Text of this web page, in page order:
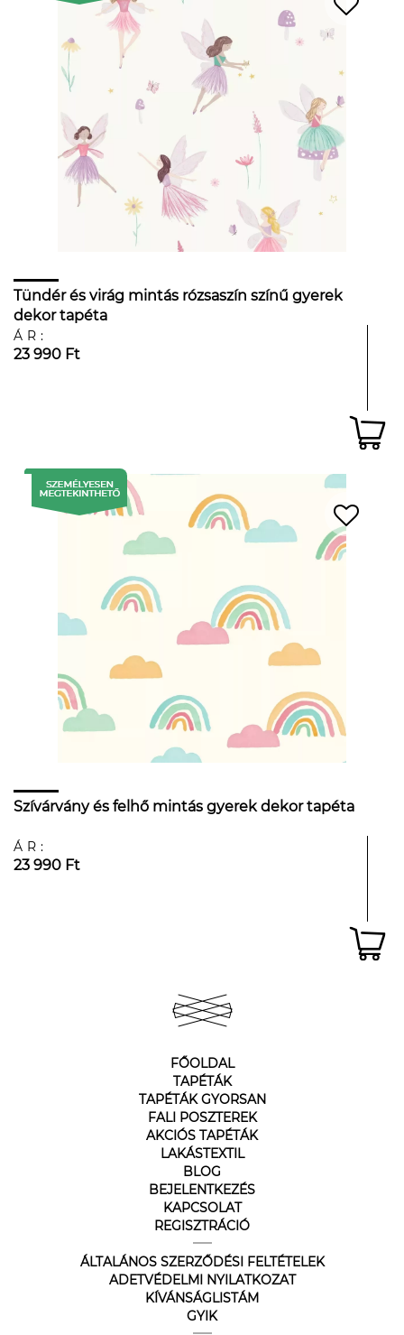
Tündér és virág mintás rózsaszín színű gyerek
dekor tapéta
ÁR:
23 990 Ft
Szívárvány és felhő mintás gyerek dekor tapéta
ÁR:
23 990 Ft
FŐOLDAL
TAPÉTÁK
TAPÉTÁK GYORSAN
FALI POSZTEREK
AKCIÓS TAPÉTÁK
LAKÁSTEXTIL
BLOG
BEJELENTKEZÉS
KAPCSOLAT
REGISZTRÁCIÓ
ÁLTALÁNOS SZERZŐDÉSI FELTÉTELEK
ADETVÉDELMI NYILATKOZAT
KÍVÁNSÁGLISTÁM
GYIK